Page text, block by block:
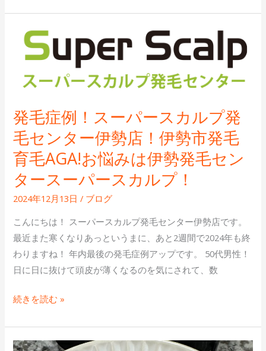
発毛症例！スーパースカルプ発
毛センター伊勢店！伊勢市発毛
育毛AGA!お悩みは伊勢発毛セン
タースーパースカルプ！
2024年12月13日/ ブログ
こんにちは！ スーパースカルプ発毛センター伊勢店です。
最近また寒くなりあっというまに、あと2週間で2024年も終
わりますね！ 年内最後の発毛症例アップです。 50代男性！
日に日に抜けて頭皮が薄くなるのを気にされて、数
例！
ー
パ
ー
ス
カ
ル
発
毛
セ
ン
ー
勢
続きを読む »
発